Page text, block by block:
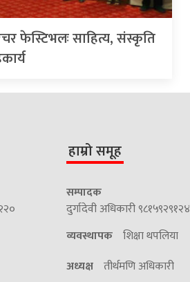
फेस्टिभलः साहित्य, संस्कृति
हाम्रो समूह
सम्पादक
दुर्गादेवी अधिकारी ९८१५९२९१२४
व्यवस्थापक शिक्षा थपलिया
अध्यक्ष तीर्थमणि अधिकारी